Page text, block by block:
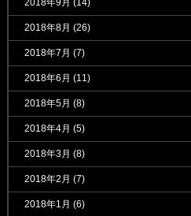
2018年9月 (14)
2018年8月 (26)
2018年7月 (7)
2018年6月 (11)
2018年5月 (8)
2018年4月 (5)
2018年3月 (8)
2018年2月 (7)
2018年1月 (6)